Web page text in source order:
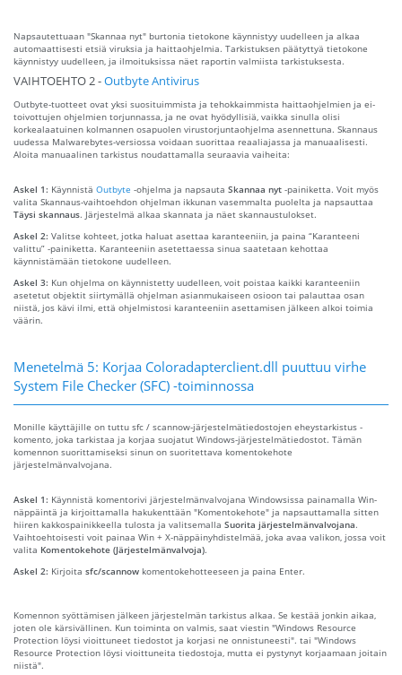
Napsautettuaan "Skannaa nyt" burtonia tietokone käynnistyy uudelleen ja alkaa
automaattisesti etsiä viruksia ja haittaohjelmia. Tarkistuksen päätyttyä tietokone
käynnistyy uudelleen, ja ilmoituksissa näet raportin valmiista tarkistuksesta.
VAIHTOEHTO 2 -Outbyte Antivirus
Outbyte-tuotteet ovat yksi suosituimmista ja tehokkaimmista haittaohjelmien ja ei-
toivottujen ohjelmien torjunnassa, ja ne ovat hyödyllisiä, vaikka sinulla olisi
korkealaatuinen kolmannen osapuolen virustorjuntaohjelma asennettuna. Skannaus
uudessa Malwarebytes-versiossa voidaan suorittaa reaaliajassa ja manuaalisesti.
Aloita manuaalinen tarkistus noudattamalla seuraavia vaiheita:
Askel 1: Käynnistä Outbyte -ohjelma ja napsauta Skannaa nyt -painiketta. Voit myös
valita Skannaus-vaihtoehdon ohjelman ikkunan vasemmalta puolelta ja napsauttaa
Täysi skannaus. Järjestelmä alkaa skannata ja näet skannaustulokset.
Askel 2: Valitse kohteet, jotka haluat asettaa karanteeniin, ja paina “Karanteeni
valittu” -painiketta. Karanteeniin asetettaessa sinua saatetaan kehottaa
käynnistämään tietokone uudelleen.
Askel 3: Kun ohjelma on käynnistetty uudelleen, voit poistaa kaikki karanteeniin
asetetut objektit siirtymällä ohjelman asianmukaiseen osioon tai palauttaa osan
niistä, jos kävi ilmi, että ohjelmistosi karanteeniin asettamisen jälkeen alkoi toimia
väärin.
Menetelmä 5: Korjaa Coloradapterclient.dll puuttuu virhe
System File Checker (SFC) -toiminnossa
Monille käyttäjille on tuttu sfc / scannow-järjestelmätiedostojen eheystarkistus -
komento, joka tarkistaa ja korjaa suojatut Windows-järjestelmätiedostot. Tämän
komennon suorittamiseksi sinun on suoritettava komentokehote
järjestelmänvalvojana.
Askel 1: Käynnistä komentorivi järjestelmänvalvojana Windowsissa painamalla Win-
näppäintä ja kirjoittamalla hakukenttään "Komentokehote" ja napsauttamalla sitten
hiiren kakkospainikkeella tulosta ja valitsemalla Suorita järjestelmänvalvojana.
Vaihtoehtoisesti voit painaa Win + X-näppäinyhdistelmää, joka avaa valikon, jossa voit
valita Komentokehote (Järjestelmänvalvoja).
Askel 2: Kirjoita sfc/scannow komentokehotteeseen ja paina Enter.
Komennon syöttämisen jälkeen järjestelmän tarkistus alkaa. Se kestää jonkin aikaa,
joten ole kärsivällinen. Kun toiminta on valmis, saat viestin "Windows Resource
Protection löysi vioittuneet tiedostot ja korjasi ne onnistuneesti". tai "Windows
Resource Protection löysi vioittuneita tiedostoja, mutta ei pystynyt korjaamaan joitain
niistä".